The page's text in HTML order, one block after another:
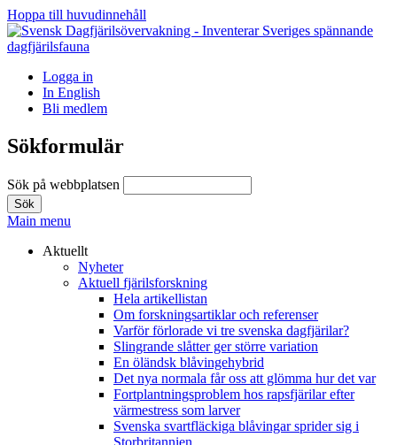
Hoppa till huvudinnehåll
Logga in
In English
Bli medlem
Sökformulär
Sök på webbplatsen
Main menu
Aktuellt
Nyheter
Aktuell fjärilsforskning
Hela artikellistan
Om forskningsartiklar och referenser
Varför förlorade vi tre svenska dagfjärilar?
Slingrande slåtter ger större variation
En öländsk blåvingehybrid
Det nya normala får oss att glömma hur det var
Fortplantningsproblem hos rapsfjärilar efter
värmestress som larver
Svenska svartfläckiga blåvingar sprider sig i
Storbritannien